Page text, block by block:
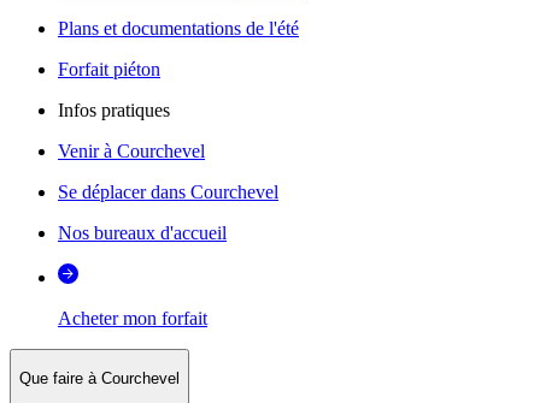
Plans et documentations de l'été
Forfait piéton
Infos pratiques
Venir à Courchevel
Se déplacer dans Courchevel
Nos bureaux d'accueil
Acheter mon forfait
Que faire à Courchevel